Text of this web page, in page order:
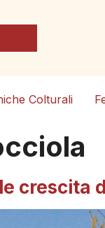
Colturali
crescita